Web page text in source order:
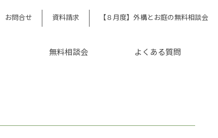
お問合せ 資料請求 【８月度】外構とお庭の無料相談会
無料相談会 よくある質問